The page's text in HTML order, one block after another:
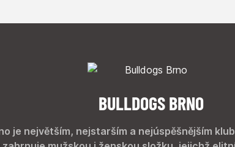
BULLDOGS BRNO
je největším, nejstarším a nejúspěšnějším